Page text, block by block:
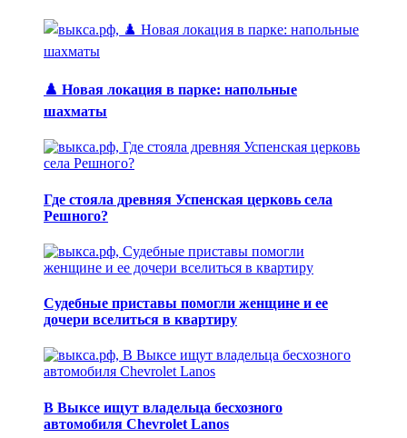
♟️ Новая локация в парке: напольные
шахматы
Где стояла древняя Успенская церковь села
Решного?
Судебные приставы помогли женщине и ее
дочери вселиться в квартиру
В Выксе ищут владельца бесхозного
автомобиля Chevrolet Lanos